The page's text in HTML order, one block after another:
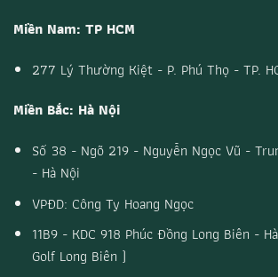
Miền Nam: TP HCM
277 Lý Thường Kiệt - P. Phú Thọ - TP.
Miền Bắc: Hà Nội
Số 38 - Ngõ 219 - Nguyễn Ngọc Vũ -
- Hà Nội
VPĐD: Công Ty Hoang Ngọc
11B9 - KDC 918 Phúc Đồng Long Biên -
Golf Long Biên )